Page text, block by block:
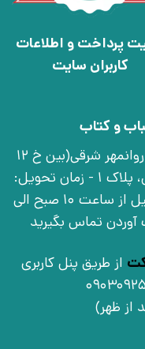
پرداخت و اطلاعات
کاربران سایت
و کتاب
تهران، خ انقلاب، خ 12 فروردین، خ روانمهر شرقی(بین خ 12
فروردین و خ فخر رازی)، بن‌بست اوّل، پلاک 1 - زمان تحویل:
شنبه تا چهارشنبه به جز روزهای تعطیل از ساعت 10 صبح الی
از طریق پنل کاربری